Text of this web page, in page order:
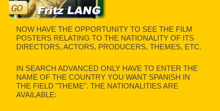
NOW HAVE THE OPPORTUNITY TO SEE THE FILM
POSTERS RELATING TO THE NATIONALITY OF ITS
DIRECTORS, ACTORS, PRODUCERS, THEMES, ETC.
IN SEARCH ADVANCED ONLY HAVE TO ENTER THE
NAME OF THE COUNTRY YOU WANT SPANISH IN
THE FIELD "THEME". THE NATIONALITIES ARE
AVAILABLE: